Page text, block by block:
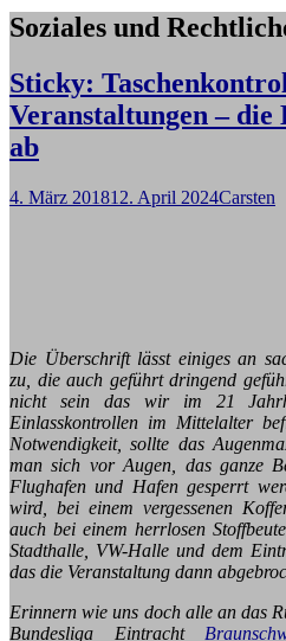
Soziales und
Sticky:
Veranstaltungen –
ab
4. März 201812. April 2024Carsten
Die Überschrift lässt einiges an
zu, die auch geführt dringend
nicht sein das wir im 21
Einlasskontrollen im Mittelalter
Notwendigkeit, sollte das
man sich vor Augen, das ganze
Flughafen und Hafen gesperrt
wird, bei einem vergessenen
auch bei einem herrlosen
Stadthalle, VW-Halle und dem
das die Veranstaltung dann
Erinnern wie uns doch alle an das
Bundesliga Eintracht